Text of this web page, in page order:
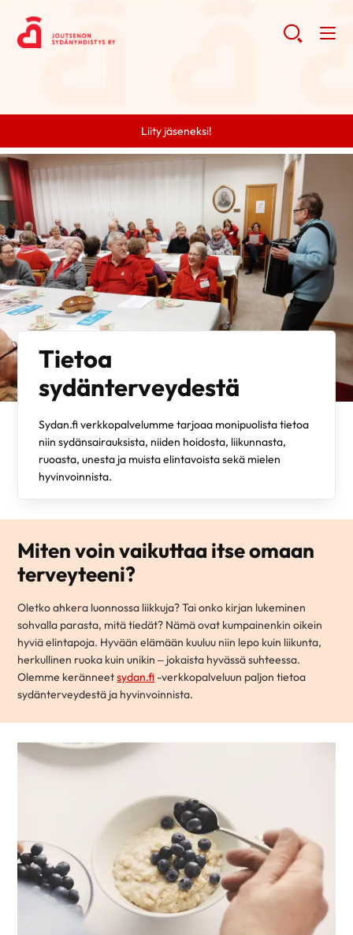
Liity jäseneksi!
Tietoa
sydänterveydestä
Sydan.fi verkkopalvelumme tarjoaa monipuolista tietoa
niin sydänsairauksista, niiden hoidosta, liikunnasta,
ruoasta, unesta ja muista elintavoista sekä mielen
hyvinvoinnista.
Miten voin vaikuttaa itse omaan
terveyteeni?
Oletko ahkera luonnossa liikkuja? Tai onko kirjan lukeminen
sohvalla parasta, mitä tiedät? Nämä ovat kumpainenkin oikein
hyviä elintapoja. Hyvään elämään kuuluu niin lepo kuin liikunta,
herkullinen ruoka kuin unikin – jokaista hyvässä suhteessa.
Olemme keränneetsydan.fi -verkkopalveluun paljon tietoa
sydänterveydestä ja hyvinvoinnista.